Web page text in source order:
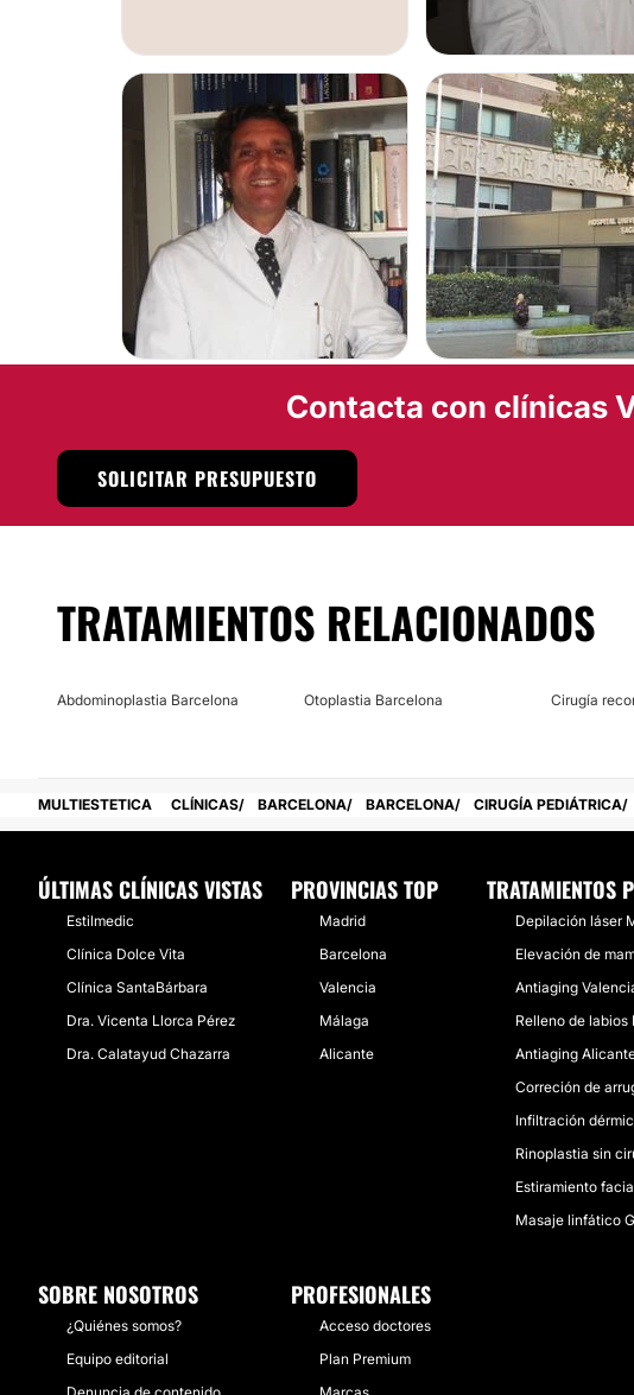
Contacta con clínicas
SOLICITAR PRESUPUESTO
TRATAMIENTOS RELACIONADOS
Abdominoplastia Barcelona Otoplastia Barcelona Cirugía
MULTIESTETICA CLÍNICAS BARCELONA BARCELONA CIRUGÍA PEDIÁTRICA
ÚLTIMAS CLÍNICAS VISTAS
Estilmedic
Clínica Dolce Vita
Clínica SantaBárbara
Dra. Vicenta Llorca Pérez
Dra. Calatayud Chazarra
PROVINCIAS TOP
Madrid
Barcelona
Valencia
Málaga
Alicante
TRATAMIENTOS
Depilación láser
Elevación de
Antiaging
Relleno de labios
Antiaging
Correción de
Infiltración
Rinoplastia sin
Estiramiento
Masaje linfático
SOBRE NOSOTROS
¿Quiénes somos?
Equipo editorial
PROFESIONALES
Acceso doctores
Plan Premium